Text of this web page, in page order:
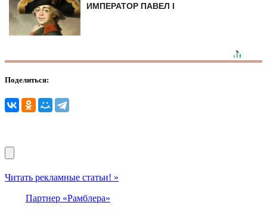
ИМПЕРАТОР ПАВЕЛ I
Поделиться:
Читать рекламные статьи! »
Партнер «Рамблера»